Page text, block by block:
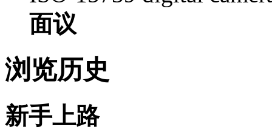
面议
浏览历史
新手上路